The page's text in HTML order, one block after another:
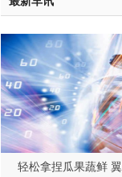
轻松拿捏瓜果蔬鲜